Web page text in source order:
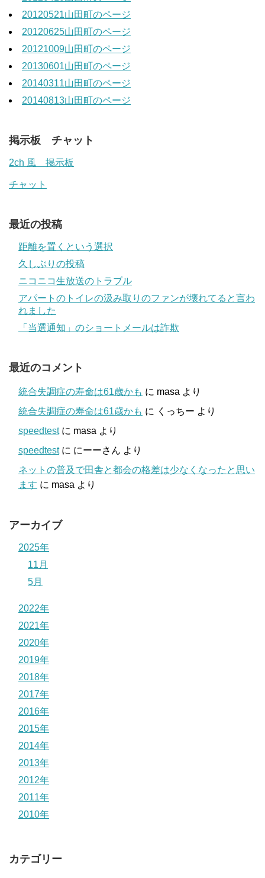
20120521山田町のページ
20120625山田町のページ
20121009山田町のページ
20130601山田町のページ
20140311山田町のページ
20140813山田町のページ
掲示板 チャット
2ch 風 掲示板
チャット
最近の投稿
距離を置くという選択
久しぶりの投稿
ニコニコ生放送のトラブル
アパートのトイレの汲み取りのファンが壊れてると言わ
れました
「当選通知」のショートメールは詐欺
最近のコメント
統合失調症の寿命は61歳かも に masa より
統合失調症の寿命は61歳かも に くっちー より
speedtestに masa より
speedtestに にーーさん より
ネットの普及で田舎と都会の格差は少なくなったと思い
ます に masa より
アーカイブ
2025年
11月
5月
2022年
2021年
2020年
2019年
2018年
2017年
2016年
2015年
2014年
2013年
2012年
2011年
2010年
カテゴリー